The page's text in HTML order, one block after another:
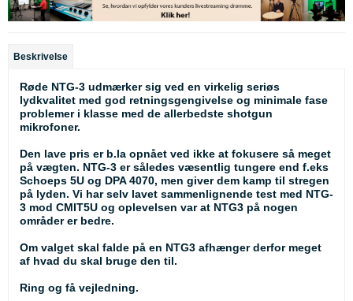
Beskrivelse
Røde NTG-3 udmærker sig ved en virkelig seriøs
lydkvalitet med god retningsgengivelse og minimale fase
problemer i klasse med de allerbedste shotgun
mikrofoner.
Den lave pris er b.la opnået ved ikke at fokusere så meget
på vægten. NTG-3 er således væsentlig tungere end f.eks
Schoeps 5U og DPA 4070, men giver dem kamp til stregen
på lyden. Vi har selv lavet sammenlignende test med NTG-
3 mod CMIT5U og oplevelsen var at NTG3 på nogen
områder er bedre.
Om valget skal falde på en NTG3 afhænger derfor meget
af hvad du skal bruge den til.
Ring og få vejledning.